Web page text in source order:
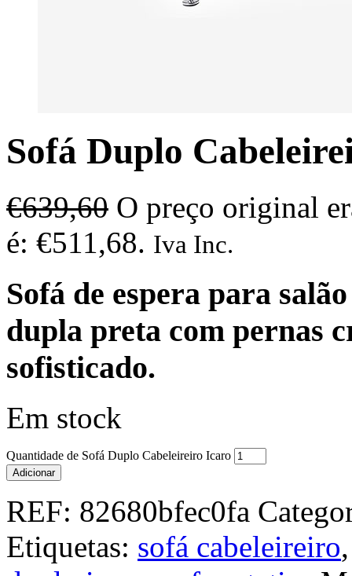
Sofá Duplo
€639,60 O preço original
é: €511,68. Iva Inc.
Sofá de espera para
dupla preta com pernas
sofisticado.
Em stock
Quantidade de Sofá Duplo Cabeleireiro Icaro
Adicionar
REF: 82680bfec0fa
Etiquetas: sofá cabeleireiro